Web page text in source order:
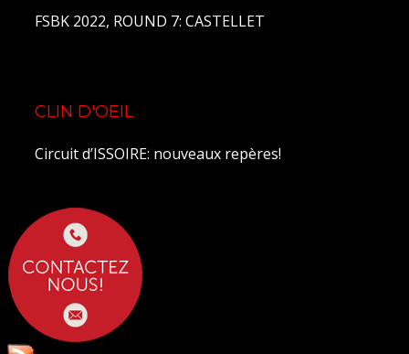
FSBK 2022, ROUND 7: CASTELLET
CLIN D'OEIL
Circuit d’ISSOIRE: nouveaux repères!